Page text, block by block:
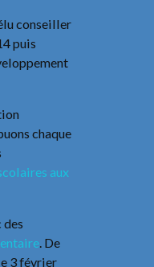
conseiller
puis
chaque
aux
des
. De
3 février